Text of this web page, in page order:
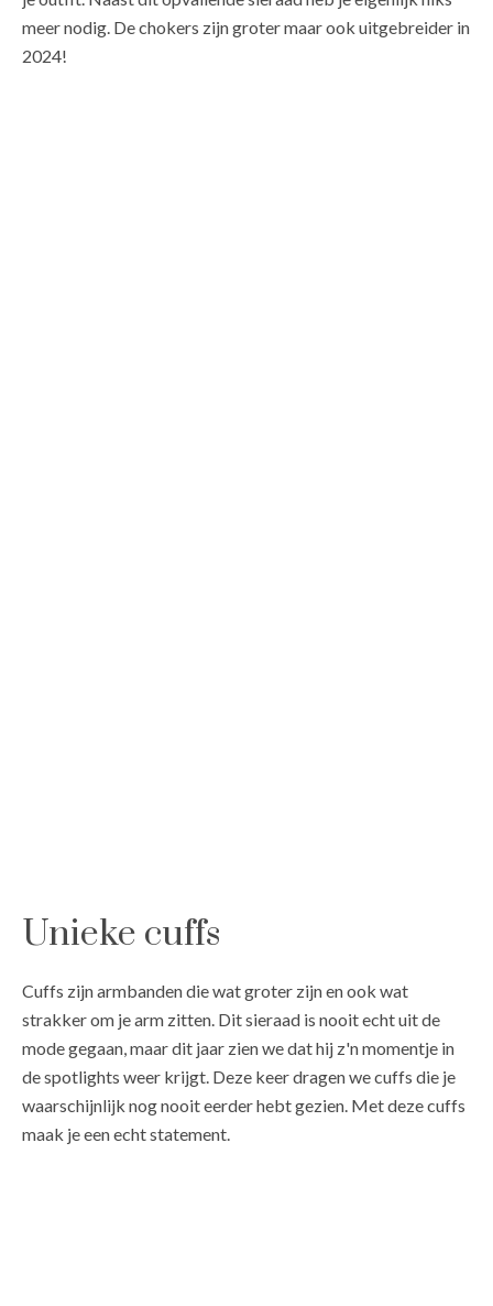
meer nodig. De chokers zijn groter maar ook uitgebreider in
2024!
Unieke cuffs
Cuffs zijn armbanden die wat groter zijn en ook wat
strakker om je arm zitten. Dit sieraad is nooit echt uit de
mode gegaan, maar dit jaar zien we dat hij z'n momentje in
de spotlights weer krijgt. Deze keer dragen we cuffs die je
waarschijnlijk nog nooit eerder hebt gezien. Met deze cuffs
maak je een echt statement.